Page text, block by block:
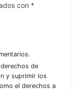
con *
de
y suprimir los
el derechos a